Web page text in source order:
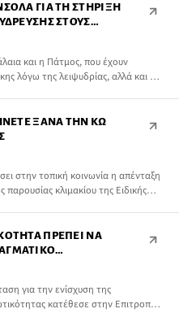
ΓΙΑ ΤΗ ΣΤΉΡΙΞΗ
ΣΤΟΥΣ
και η Πάτμος, που έχουν
λόγω της λειψυδρίας, αλλά και οι
Ναυτιλίας και Νησιωτικής
ΞΑΝΆ ΤΗΝ ΚΩ
στην τοπική κοινωνία η απένταξη
κλιμακίου της Ειδικής
Υπεύθυνος του ΚΤΕ Ανάπτυξης
ΠΡΈΠΕΙ ΝΑ
ΣΥΝΤΑΓΜΑΤΙΚΉ
για την ενίσχυση της
κατέθεσε στην Επιτροπή